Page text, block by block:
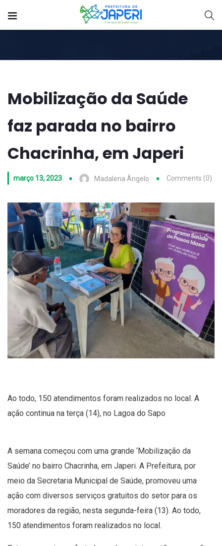
Mobilização da Saúde
faz parada no bairro
Chacrinha, em Japeri
março 13, 2023 Madalena Ângelo Comments (0)
Ao todo, 150 atendimentos foram realizados no local. A
ação continua na terça (14), no Lagoa do Sapo
A semana começou com uma grande ‘Mobilização da
Saúde’ no bairro Chacrinha, em Japeri. A Prefeitura, por
meio da Secretaria Municipal de Saúde, promoveu uma
ação com diversos serviços gratuitos do setor para os
moradores da região, nesta segunda-feira (13). Ao todo,
150 atendimentos foram realizados no local.